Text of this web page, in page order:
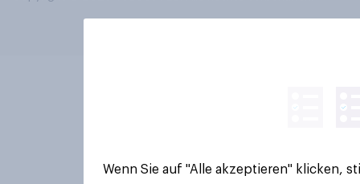
Wenn Sie auf "Alle akzeptieren" klicken,